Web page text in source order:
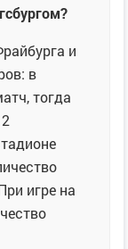
и
в
тогда
игре на